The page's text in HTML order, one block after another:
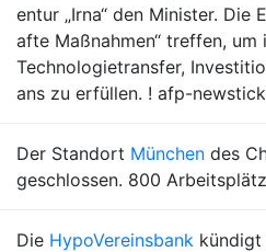
entur „Irna“ den Minister. Die
afte Maßnahmen“ treffen,
Technologietransfer,
ans zu erfüllen. ! afp-
Der Standort München des
geschlossen. 800
Die HypoVereinsbank kündigt